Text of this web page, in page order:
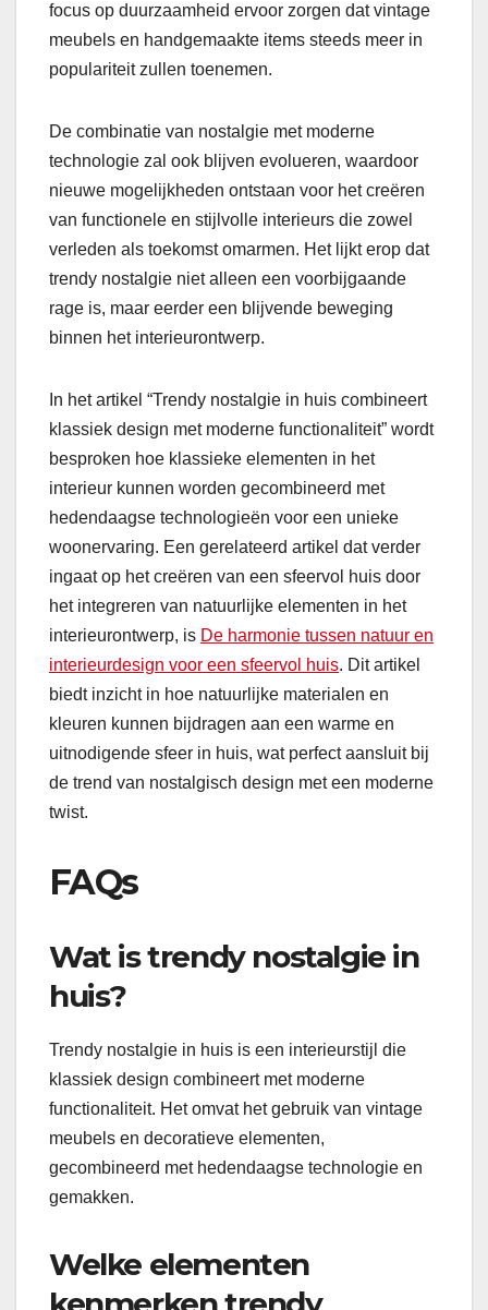
focus op duurzaamheid ervoor zorgen dat vintage
meubels en handgemaakte items steeds meer in
populariteit zullen toenemen.
De combinatie van nostalgie met moderne
technologie zal ook blijven evolueren, waardoor
nieuwe mogelijkheden ontstaan voor het creëren
van functionele en stijlvolle interieurs die zowel
verleden als toekomst omarmen. Het lijkt erop dat
trendy nostalgie niet alleen een voorbijgaande
rage is, maar eerder een blijvende beweging
binnen het interieurontwerp.
In het artikel “Trendy nostalgie in huis combineert
klassiek design met moderne functionaliteit” wordt
besproken hoe klassieke elementen in het
interieur kunnen worden gecombineerd met
hedendaagse technologieën voor een unieke
woonervaring. Een gerelateerd artikel dat verder
ingaat op het creëren van een sfeervol huis door
het integreren van natuurlijke elementen in het
interieurontwerp, is De harmonie tussen natuur en
interieurdesign voor een sfeervol huis. Dit artikel
biedt inzicht in hoe natuurlijke materialen en
kleuren kunnen bijdragen aan een warme en
uitnodigende sfeer in huis, wat perfect aansluit bij
de trend van nostalgisch design met een moderne
twist.
FAQs
Wat is trendy nostalgie in
huis?
Trendy nostalgie in huis is een interieurstijl die
klassiek design combineert met moderne
functionaliteit. Het omvat het gebruik van vintage
meubels en decoratieve elementen,
gecombineerd met hedendaagse technologie en
gemakken.
Welke elementen